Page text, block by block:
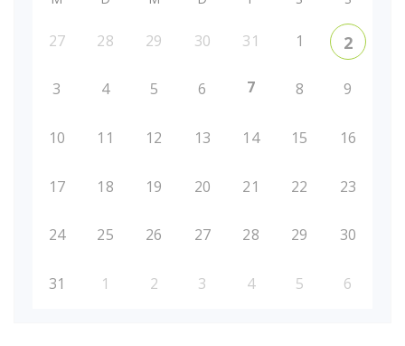
27 28 29 30 31 1 2
3 4 5 6 7 8 9
10 11 12 13 14 15 16
17 18 19 20 21 22 23
24 25 26 27 28 29 30
31 1 2 3 4 5 6